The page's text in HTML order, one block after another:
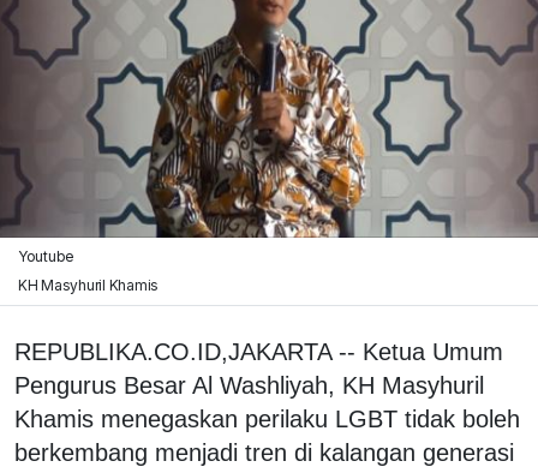
Youtube
KH Masyhuril Khamis
REPUBLIKA.CO.ID,JAKARTA -- Ketua Umum
Pengurus Besar Al Washliyah, KH Masyhuril
Khamis menegaskan perilaku LGBT tidak boleh
berkembang menjadi tren di kalangan generasi